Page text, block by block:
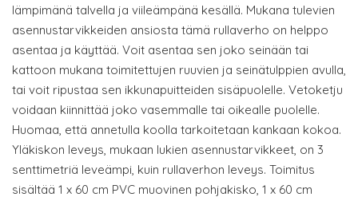
lämpimänä talvella ja viileämpänä kesällä. Mukana tulevien
asennustarvikkeiden ansiosta tämä rullaverho on helppo
asentaa ja käyttää. Voit asentaa sen joko seinään tai
kattoon mukana toimitettujen ruuvien ja seinätulppien avulla,
tai voit ripustaa sen ikkunapuitteiden sisäpuolelle. Vetoketju
voidaan kiinnittää joko vasemmalle tai oikealle puolelle.
Huomaa, että annetulla koolla tarkoitetaan kankaan kokoa.
Yläkiskon leveys, mukaan lukien asennustarvikkeet, on 3
senttimetriä leveämpi, kuin rullaverhon leveys. Toimitus
sisältää 1 x 60 cm PVC muovinen pohjakisko, 1 x 60 cm